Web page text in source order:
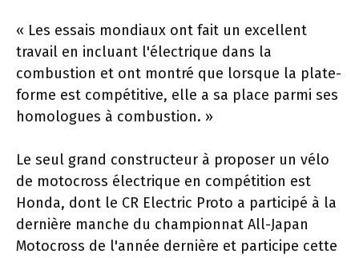
« Les essais mondiaux ont fait un excellent
travail en incluant l'électrique dans la
combustion et ont montré que lorsque la plate-
forme est compétitive, elle a sa place parmi ses
homologues à combustion. »
Le seul grand constructeur à proposer un vélo
de motocross électrique en compétition est
Honda, dont le CR Electric Proto a participé à la
dernière manche du championnat All-Japan
Motocross de l'année dernière et participe cette